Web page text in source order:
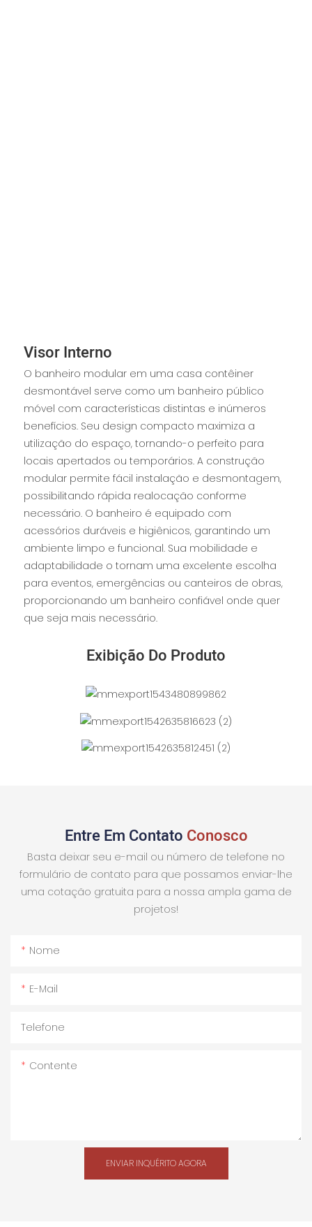
Visor Interno
O banheiro modular em uma casa contêiner
desmontável serve como um banheiro público
móvel com características distintas e inúmeros
benefícios. Seu design compacto maximiza a
utilização do espaço, tornando-o perfeito para
locais apertados ou temporários. A construção
modular permite fácil instalação e desmontagem,
possibilitando rápida realocação conforme
necessário. O banheiro é equipado com
acessórios duráveis e higiênicos, garantindo um
ambiente limpo e funcional. Sua mobilidade e
adaptabilidade o tornam uma excelente escolha
para eventos, emergências ou canteiros de obras,
proporcionando um banheiro confiável onde quer
que seja mais necessário.
Exibição Do Produto
Entre Em Contato Conosco
Basta deixar seu e-mail ou número de telefone no
formulário de contato para que possamos enviar-lhe
uma cotação gratuita para a nossa ampla gama de
projetos!
Nome
E-Mail
Telefone
Contente
ENVIAR INQUÉRITO AGORA